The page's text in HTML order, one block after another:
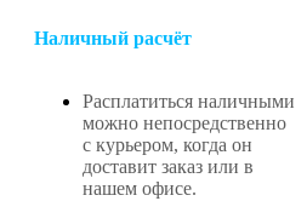
Наличный расчёт
Расплатиться наличными
можно непосредственно
с курьером, когда он
доставит заказ или в
нашем офисе.